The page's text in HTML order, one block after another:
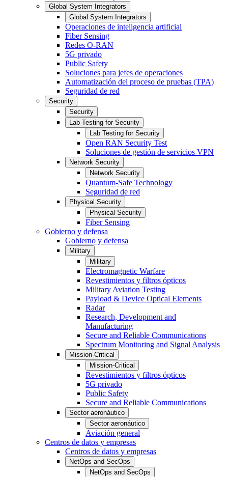
Global System Integrators
Global System Integrators
Operaciones de inteligencia artificial
Fiber Sensing
Redes O-RAN
5G privado
Public Safety
Soluciones para jefes de operaciones
Automatización del proceso de pruebas (TPA)
Seguridad de red
Security
Security
Lab Testing for Security
Lab Testing for Security
Open RAN Security Test
Soluciones de gestión de servicios VPN
Network Security
Network Security
Quantum-Safe Technology
Seguridad de red
Physical Security
Physical Security
Fiber Sensing
Gobierno y defensa
Gobierno y defensa
Military
Military
Electromagnetic Warfare
Revestimientos y filtros ópticos
Military Aviation Testing
Payload & Device Optical Elements
Radar
Research, Development and
Manufacturing
Secure and Reliable Communications
Spectrum Monitoring and Signal Analysis
Mission-Critical
Mission-Critical
Revestimientos y filtros ópticos
5G privado
Public Safety
Secure and Reliable Communications
Sector aeronáutico
Sector aeronáutico
Aviación general
Centros de datos y empresas
Centros de datos y empresas
NetOps and SecOps
NetOps and SecOps